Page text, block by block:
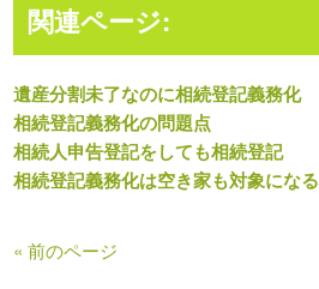
関連ページ:
遺産分割未了なのに相続登記義務化
相続登記義務化の問題点
相続人申告登記をしても相続登記
相続登記義務化は空き家も対象になる
« 前のページ